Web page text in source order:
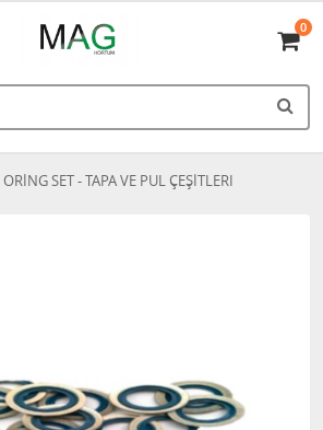
0
ORİNG SET - TAPA VE PUL ÇEŞİTLERI